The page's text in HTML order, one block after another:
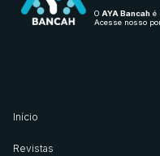
O AYA Bancah é
Acesse nosso
Início
Revistas